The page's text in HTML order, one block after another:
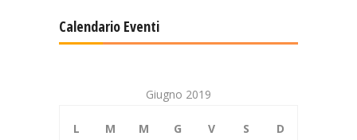
Calendario Eventi
Giugno 2019
L M M G V S D